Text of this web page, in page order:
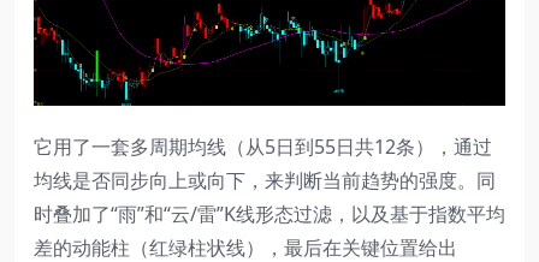
它用了一套多周期均线（从5日到55日共12条），通过
均线是否同步向上或向下，来判断当前趋势的强度。同
时叠加了“雨”和“云/雷”K线形态过滤，以及基于指数平均
差的动能柱（红绿柱状线），最后在关键位置给出